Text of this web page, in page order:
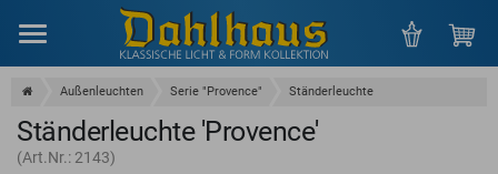
Außenleuchten Serie "Provence" Ständerleuchte
Ständerleuchte 'Provence'
(Art.Nr.: 2143)